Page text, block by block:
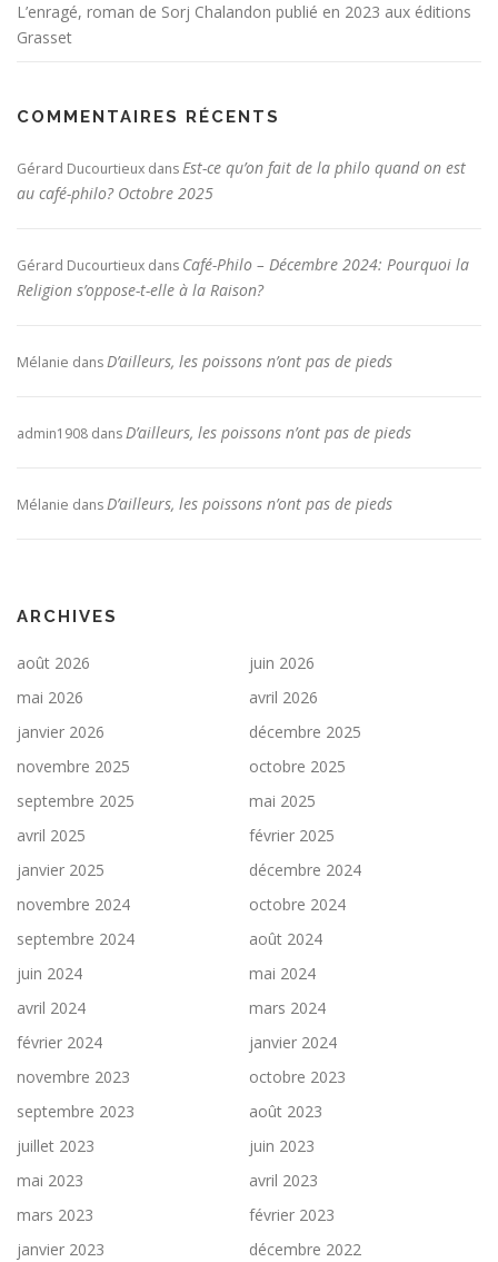
L’enragé, roman de Sorj Chalandon publié en 2023 aux éditions
Grasset
COMMENTAIRES RÉCENTS
Gérard Ducourtieux dansEst-ce qu’on fait de la philo quand on est
au café-philo? Octobre 2025
Gérard Ducourtieux dans Café-Philo – Décembre 2024: Pourquoi la
Religion s’oppose-t-elle à la Raison?
Mélanie dansD’ailleurs, les poissons n’ont pas de pieds
admin1908 dansD’ailleurs, les poissons n’ont pas de pieds
Mélanie dansD’ailleurs, les poissons n’ont pas de pieds
ARCHIVES
août 2026
juin 2026
mai 2026
avril 2026
janvier 2026
décembre 2025
novembre 2025
octobre 2025
septembre 2025
mai 2025
avril 2025
février 2025
janvier 2025
décembre 2024
novembre 2024
octobre 2024
septembre 2024
août 2024
juin 2024
mai 2024
avril 2024
mars 2024
février 2024
janvier 2024
novembre 2023
octobre 2023
septembre 2023
août 2023
juillet 2023
juin 2023
mai 2023
avril 2023
mars 2023
février 2023
janvier 2023
décembre 2022